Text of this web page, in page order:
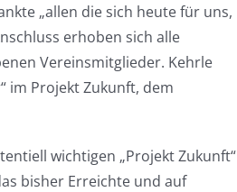
„allen die sich heute für uns,
erhoben sich alle
Vereinsmitglieder. Kehrle
im Projekt Zukunft, dem
wichtigen „Projekt Zukunft“
bisher Erreichte und auf